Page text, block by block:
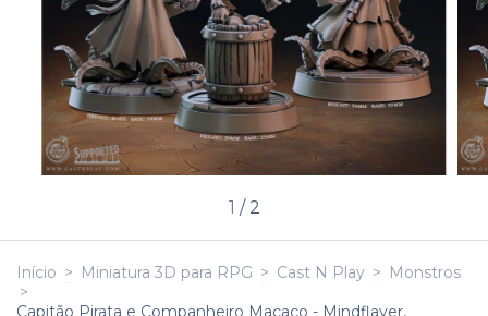
1 / 2
Início > Miniatura 3D para RPG > Cast N Play > Monstros
>
Capitão Pirata e Companheiro Macaco - Mindflayer,